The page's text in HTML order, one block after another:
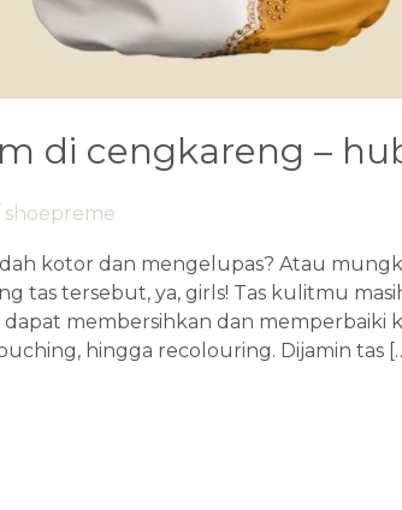
di cengkareng –
shoepreme
kotor dan mengelupas? Atau
tas tersebut, ya, girls! Tas kulitmu
membersihkan dan memperbaiki
hingga recolouring. Dijamin tas